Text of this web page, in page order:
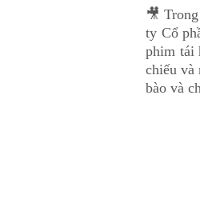
🎥
ty Cổ
phim tái
chiếu và
bào và